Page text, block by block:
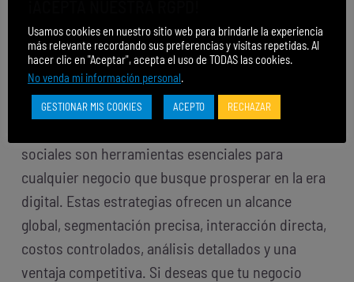
regularmente te ayuda a mantener tu marca en la
mente de tu audiencia, lo que puede ser
fundamental en la toma de decisiones de compra.
sociales son herramientas esenciales para
cualquier negocio que busque prosperar en la era
digital. Estas estrategias ofrecen un alcance
global, segmentación precisa, interacción directa,
costos controlados, análisis detallados y una
ventaja competitiva. Si deseas que tu negocio
Usamos cookies en nuestro sitio web para brindarle la experiencia
más relevante recordando sus preferencias y visitas repetidas. Al
hacer clic en "Aceptar", acepta el uso de TODAS las cookies.
No venda mi información personal.
GESTIONAR MIS COOKIES ACEPTO RECHAZAR